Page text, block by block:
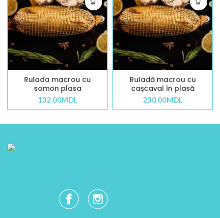
Rulada macrou cu
somon plasa
132.00MDL
Ruladă macrou cu
cașcaval în plasă
230.00MDL